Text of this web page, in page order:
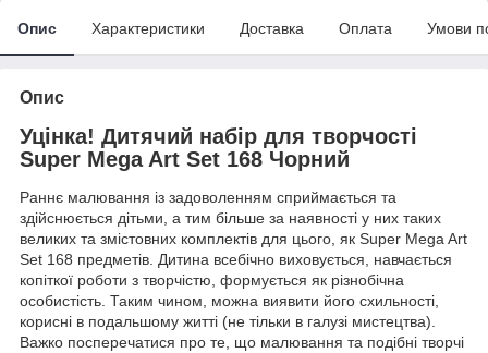
Опис Характеристики Доставка Оплата Умови
Опис
Уцінка! Дитячий набір для творчості
Super Mega Art Set 168 Чорний
Раннє малювання із задоволенням сприймається та
здійснюється дітьми, а тим більше за наявності у них таких
великих та змістовних комплектів для цього, як Super Mega Art
Set 168 предметів. Дитина всебічно виховується, навчається
копіткої роботи з творчістю, формується як різнобічна
особистість. Таким чином, можна виявити його схильності,
корисні в подальшому житті (не тільки в галузі мистецтва).
Важко посперечатися про те, що малювання та подібні творчі